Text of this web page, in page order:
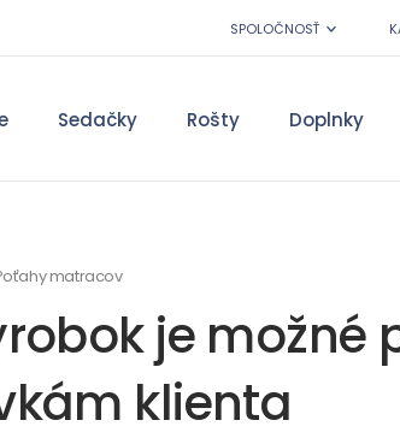
SPOLOČNOSŤ
Sedačky Rošty Doplnky
matracov
je
klienta